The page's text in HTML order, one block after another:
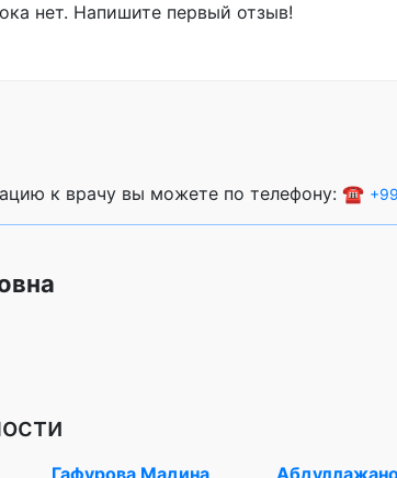
нет. Напишите первый отзыв!
к врачу вы можете по телефону: ☎️
Гафурова Мадина